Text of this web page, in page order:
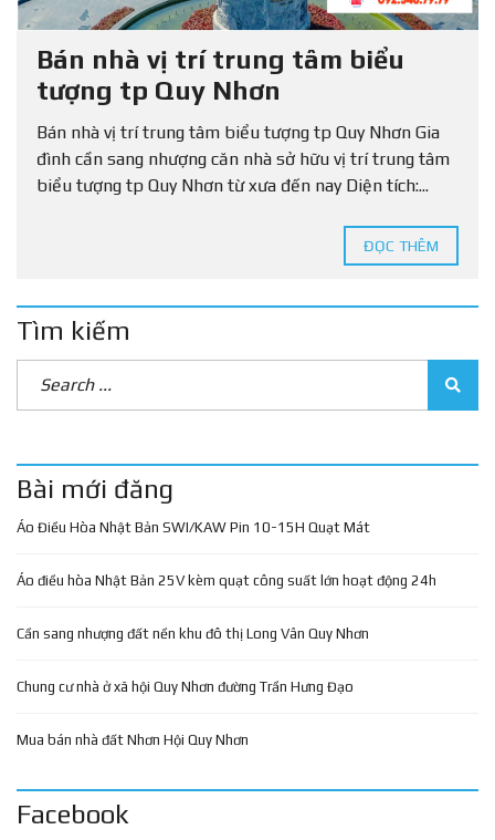
Bán nhà vị trí trung tâm biểu
tượng tp Quy Nhơn
Bán nhà vị trí trung tâm biểu tượng tp Quy Nhơn Gia
đình cần sang nhượng căn nhà sở hữu vị trí trung tâm
biểu tượng tp Quy Nhơn từ xưa đến nay Diện tích:...
ĐỌC THÊM
Tìm kiếm
Bài mới đăng
Áo Điều Hòa Nhật Bản SWI/KAW Pin 10-15H Quạt Mát
Áo điều hòa Nhật Bản 25V kèm quạt công suất lớn hoạt động 24h
Cần sang nhượng đất nền khu đô thị Long Vân Quy Nhơn
Chung cư nhà ở xã hội Quy Nhơn đường Trần Hưng Đạo
Mua bán nhà đất Nhơn Hội Quy Nhơn
Facebook